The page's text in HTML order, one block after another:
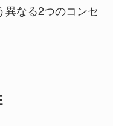
異なる2つのコンセ